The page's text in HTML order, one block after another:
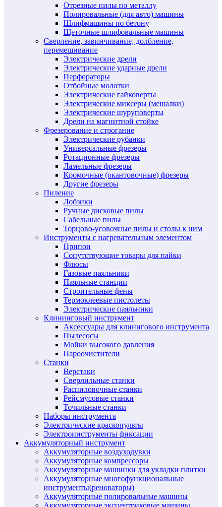
Отрезные пилы по металлу
Полировальные (для авто) машины
Шлифмашины по бетону
Щеточные шлифовальные машины
Сверление, завинчивание, долбление,
перемешивание
Электрические дрели
Электрические ударные дрели
Перфораторы
Отбойные молотки
Электрические гайковерты
Электрические миксеры (мешалки)
Электрические шуруповерты
Дрели на магнитной стойке
Фрезерование и строгание
Электрические рубанки
Универсальные фрезеры
Ротационные фрезеры
Ламельные фрезеры
Кромочные (окантовочные) фрезеры
Другие фрезеры
Пиление
Лобзики
Ручные дисковые пилы
Сабельные пилы
Торцово-усовочные пилы и столы к ним
Инструменты с нагревательным элементом
Припои
Сопутствующие товары для пайки
Флюсы
Газовые паяльники
Паяльные станции
Строительные фены
Термоклеевые пистолеты
Электрические паяльники
Клининговый инструмент
Аксессуары для клинигового инструмента
Пылесосы
Мойки высокого давления
Пароочистители
Станки
Верстаки
Сверлильные станки
Распиловочные станки
Рейсмусовые станки
Точильные станки
Наборы инструмента
Электрические краскопульты
Электроинструменты фиксации
Аккумуляторный инструмент
Аккумуляторные воздуходувки
Аккумуляторные компрессоры
Аккумуляторные машинки для укладки плитки
Аккумуляторные многофункциональные
инструменты(реноваторы)
Аккумуляторные полировальные машины
Аккумуляторные эксцентриковые машины